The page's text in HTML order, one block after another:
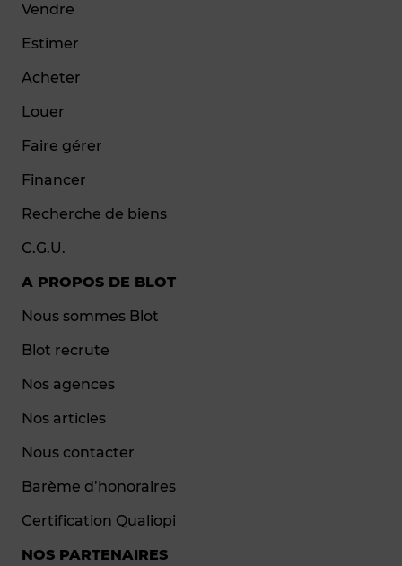
Vendre
Estimer
Acheter
Louer
Faire gérer
Financer
Recherche de biens
C.G.U.
A PROPOS DE BLOT
Nous sommes Blot
Blot recrute
Nos agences
Nos articles
Nous contacter
Barème d’honoraires
Certification Qualiopi
NOS PARTENAIRES